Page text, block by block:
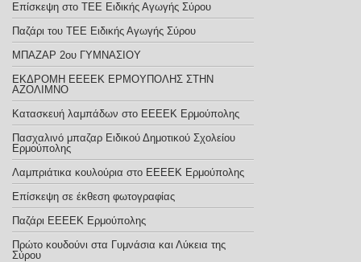
Επίσκεψη στο ΤΕΕ Ειδικής Αγωγής Σύρου
Παζάρι του ΤΕΕ Ειδικής Αγωγής Σύρου
ΜΠΑΖΑΡ 2ου ΓΥΜΝΑΣΙΟΥ
ΕΚΔΡΟΜΗ ΕΕΕΕΚ ΕΡΜΟΥΠΟΛΗΣ ΣΤΗΝ
ΑΖΟΛΙΜΝΟ
Κατασκευή λαμπάδων στο ΕΕΕΕΚ Ερμούπολης
Πασχαλινό μπαζαρ Ειδικού Δημοτικού Σχολείου
Ερμούπολης
Λαμπριάτικα κουλούρια στο ΕΕΕΕΚ Ερμούπολης
Επίσκεψη σε έκθεση φωτογραφίας
Παζάρι ΕΕΕΕΚ Ερμούπολης
Πρώτο κουδούνι στα Γυμνάσια και Λύκεια της
Σύρου